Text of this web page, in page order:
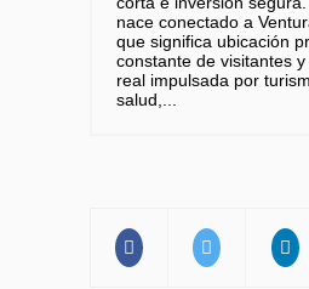
nace conectado a
que significa ubicación
constante de visitantes
real impulsada por
salud,